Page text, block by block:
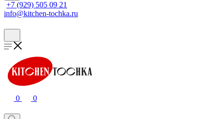
+7 (929) 505 09 21
info@kitchen-tochka.ru
0 0